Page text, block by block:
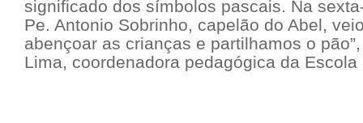
significado dos símbolos pascais. Na
Pe. Antonio Sobrinho, capelão do Abel,
abençoar as crianças e partilhamos o
Lima, coordenadora pedagógica da